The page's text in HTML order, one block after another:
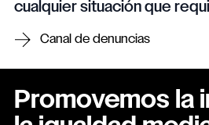
cualquier situación que
Canal de denuncias
Promovemos la